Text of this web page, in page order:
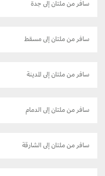
سافر من ملتان إلى جدة
سافر من ملتان إلى مسقط
سافر من ملتان إلى المدينة
سافر من ملتان إلى الدمام
سافر من ملتان إلى الشارقة